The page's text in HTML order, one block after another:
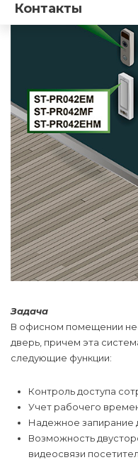
Контакты
Задача
В офисном помещении
дверь, причем эта
следующие функции:
Контроль доступа
Учет рабочего
Надежное запирание
Возможность
видеосвязи